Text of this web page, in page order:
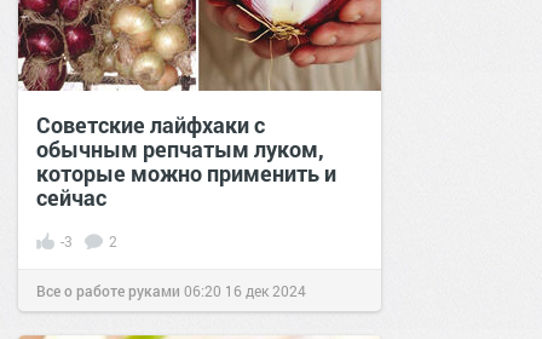
Советские лайфхаки с
обычным репчатым луком,
которые можно применить и
сейчас
-3 2
Все о работе руками 06:20 16 дек 2024